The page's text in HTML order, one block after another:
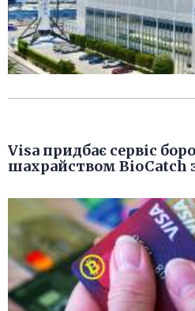
Visa придбає сервіс
шахрайством BioCatch